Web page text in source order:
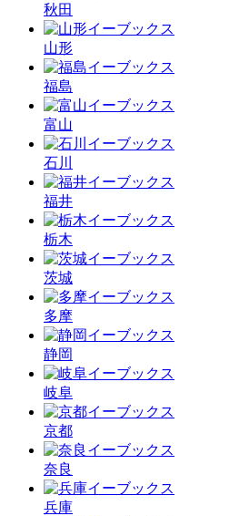
秋田
山形
福島
富山
石川
福井
栃木
茨城
多摩
静岡
岐阜
京都
奈良
兵庫